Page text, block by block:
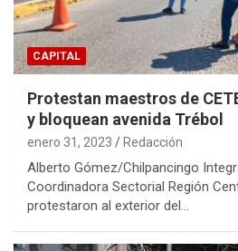
CAPITAL
Protestan maestros de
y bloquean avenida Trébol
enero 31, 2023 Redacción
Alberto Gómez/Chilpancingo
Coordinadora Sectorial Región
protestaron al exterior del…